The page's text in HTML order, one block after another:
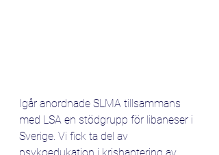
Igår anordnade SLMA tillsammans
med LSA en stödgrupp för libaneser i
Sverige. Vi fick ta del av